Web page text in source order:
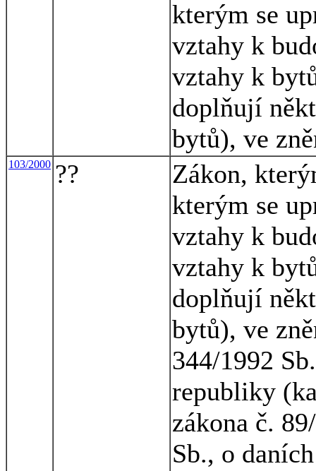
kterým se
vztahy k
vztahy k
doplňují
bytů), ve
103/2000 ??
Zákon,
kterým se
vztahy k
vztahy k
doplňují
bytů), ve
344/1992
republiky
zákona č.
Sb., o